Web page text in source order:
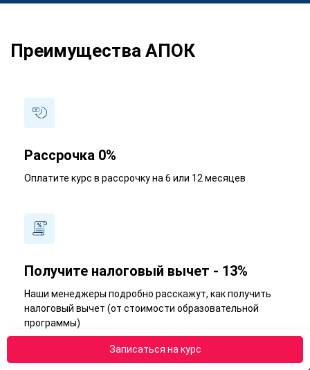
Записаться на курс
Преимущества АПОК
Рассрочка 0%
Оплатите курс в рассрочку на 6 или 12 месяцев
Получите налоговый вычет - 13%
Наши менеджеры подробно расскажут, как получить
налоговый вычет (от стоимости образовательной
программы)